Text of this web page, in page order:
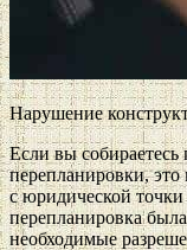
Нарушение
Если вы собираетесь
перепланировки,
с юридической точки
перепланировка
необходимые